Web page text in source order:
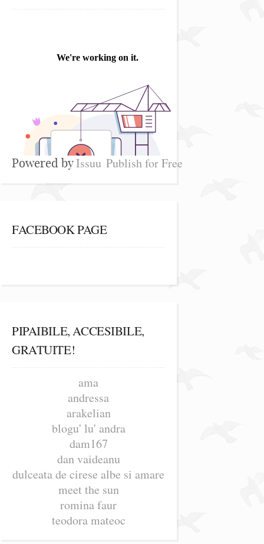
Powered byIssuu Publish for Free
FACEBOOK PAGE
PIPAIBILE, ACCESIBILE,
GRATUITE!
ama
andressa
arakelian
blogu' lu' andra
dam167
dan vaideanu
dulceata de cirese albe si amare
meet the sun
romina faur
teodora mateoc